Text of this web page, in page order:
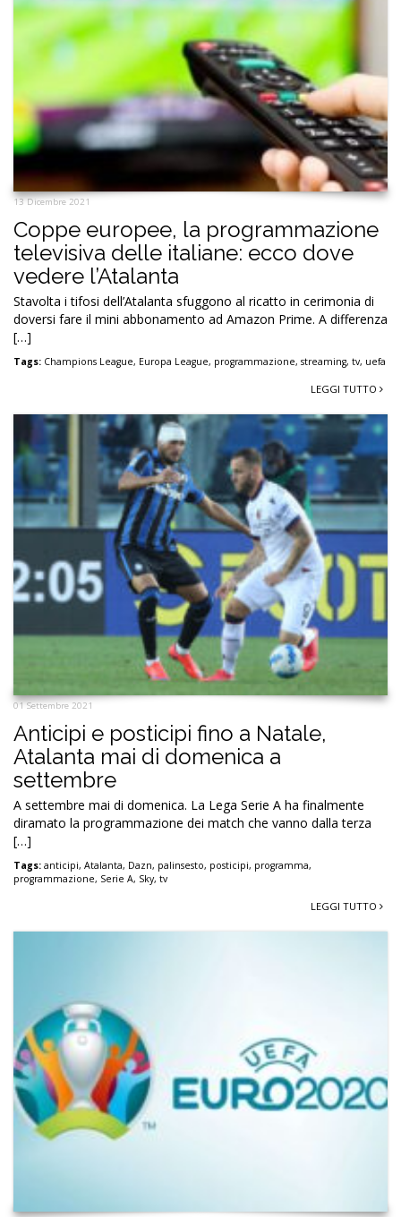
13 Dicembre 2021
Coppe europee, la programmazione
televisiva delle italiane: ecco dove
vedere l’Atalanta
Stavolta i tifosi dell’Atalanta sfuggono al ricatto in cerimonia di
doversi fare il mini abbonamento ad Amazon Prime. A differenza
[…]
Tags: Champions League, Europa League, programmazione, streaming, tv, uefa
LEGGI TUTTO
01 Settembre 2021
Anticipi e posticipi fino a Natale,
Atalanta mai di domenica a
settembre
A settembre mai di domenica. La Lega Serie A ha finalmente
diramato la programmazione dei match che vanno dalla terza
[…]
Tags: anticipi, Atalanta, Dazn, palinsesto, posticipi, programma,
programmazione, Serie A, Sky, tv
LEGGI TUTTO